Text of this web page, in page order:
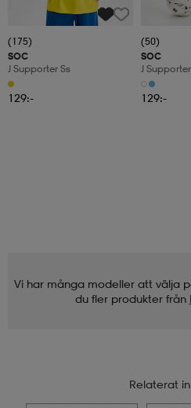
(175)
SOC
J Supporter Ss
129:-
(50)
SOC
J
129:-
Vi har många modeller att välja
du fler produkter från
Relaterat